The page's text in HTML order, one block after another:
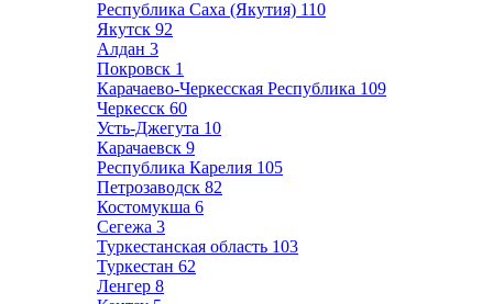
Республика Саха (Якутия) 110
Якутск 92
Алдан 3
Покровск 1
Карачаево-Черкесская Республика 109
Черкесск 60
Усть-Джегута 10
Карачаевск 9
Республика Карелия 105
Петрозаводск 82
Костомукша 6
Сегежа 3
Туркестанская область 103
Туркестан 62
Ленгер 8